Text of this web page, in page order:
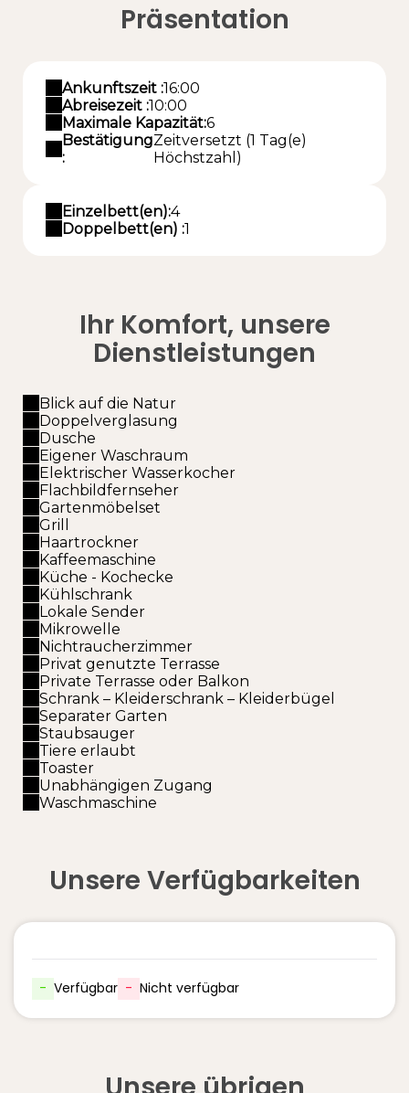
Präsentation
Ankunftszeit :16:00
Abreisezeit :10:00
Maximale Kapazität:6
Bestätigung
:
Zeitversetzt (1 Tag(e)
Höchstzahl)
Einzelbett(en):4
Doppelbett(en) :1
Ihr Komfort, unsere
Dienstleistungen
Blick auf die Natur
Doppelverglasung
Dusche
Eigener Waschraum
Elektrischer Wasserkocher
Flachbildfernseher
Gartenmöbelset
Grill
Haartrockner
Kaffeemaschine
Küche - Kochecke
Kühlschrank
Lokale Sender
Mikrowelle
Nichtraucherzimmer
Privat genutzte Terrasse
Private Terrasse oder Balkon
Schrank – Kleiderschrank – Kleiderbügel
Separater Garten
Staubsauger
Tiere erlaubt
Toaster
Unabhängigen Zugang
Waschmaschine
Unsere Verfügbarkeiten
- Verfügbar - Nicht verfügbar